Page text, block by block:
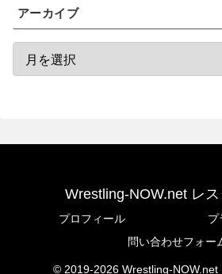
アーカイブ
Wrestling-NOW.net レ
プロフィール
プ
問い合わせフォー
© 2019-2026 Wrestling-NOW.net